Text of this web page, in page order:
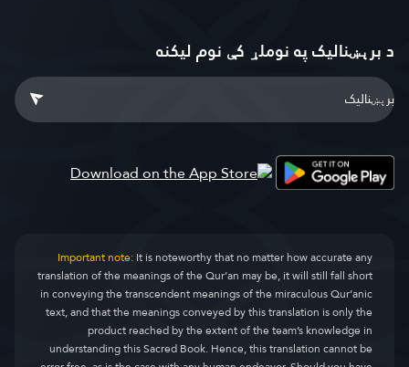
د برېښنالیک په نوملړ کې نوم لیکنه
Important note:It is noteworthy that no matter how accurate any
translation of the meanings of the Qur’an may be, it will still fall short
in conveying the transcendent meanings of the miraculous Qur’anic
text, and that the meanings conveyed by this translation is only the
product reached by the extent of the team’s knowledge in
understanding this Sacred Book. Hence, this translation cannot be